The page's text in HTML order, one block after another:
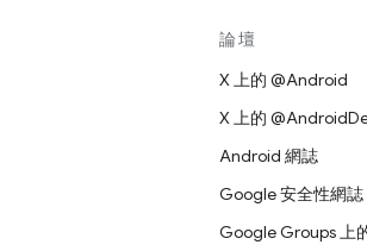
論壇
X 上的 @Android
X 上的
Android 網誌
Google 安全性網誌
Google Groups 上